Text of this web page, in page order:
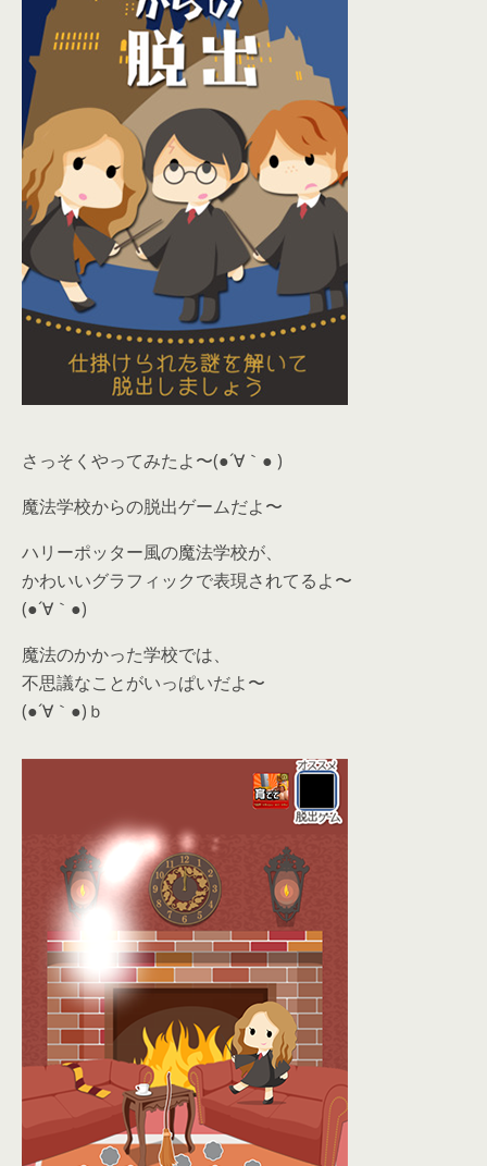
さっそくやってみたよ〜(●´∀｀● )
魔法学校からの脱出ゲームだよ〜
ハリーポッター風の魔法学校が、
かわいいグラフィックで表現されてるよ〜
(●´∀｀●)
魔法のかかった学校では、
不思議なことがいっぱいだよ〜
(●´∀｀●)ｂ